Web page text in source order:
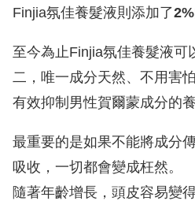
Finjia氛佳養髮液則添加了
至今為止Finjia氛佳養髮液可
二，唯一成分天然、不用害
有效抑制男性賀爾蒙成分的養
最重要的是如果不能將成分
吸收，一切都會變成枉然。
隨著年齡增長，頭皮容易變得